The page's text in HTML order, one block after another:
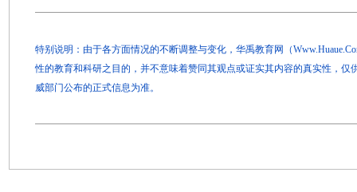
特别说明：由于各方面情况的不断调整与变化，华禹教育网（
性的教育和科研之目的，并不意味着赞同其观点或证实其内容的真实性，仅
威部门公布的正式信息为准。